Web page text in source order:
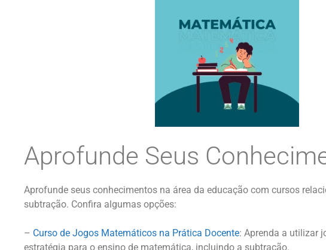
Aprofunde Seus
Aprofunde seus conhecimentos na área da educação com cursos
subtração. Confira algumas opções:
– Curso de Jogos Matemáticos na Prática Docente: Aprenda a utilizar
estratégia para o ensino de matemática, incluindo a subtração.